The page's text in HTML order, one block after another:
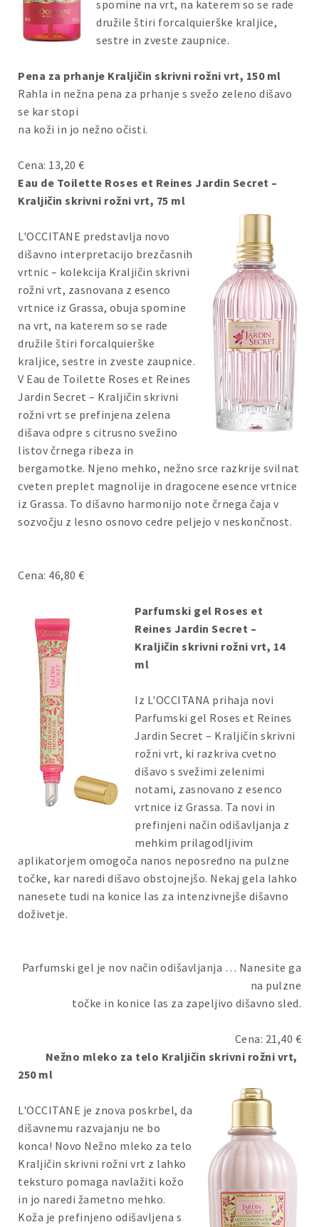
spomine na vrt, na katerem so se rade
družile štiri forcalquierške kraljice,
sestre in zveste zaupnice.
Pena za prhanje Kraljičin skrivni rožni vrt, 150 ml
Rahla in nežna pena za prhanje s svežo zeleno dišavo
se kar stopi
na koži in jo nežno očisti.
Cena: 13,20 €
Eau de Toilette Roses et Reines Jardin Secret –
Kraljičin skrivni rožni vrt, 75 ml
L'OCCITANE predstavlja novo
dišavno interpretacijo brezčasnih
vrtnic – kolekcija Kraljičin skrivni
rožni vrt, zasnovana z esenco
vrtnice iz Grassa, obuja spomine
na vrt, na katerem so se rade
družile štiri forcalquierške
kraljice, sestre in zveste zaupnice.
V Eau de Toilette Roses et Reines
Jardin Secret – Kraljičin skrivni
rožni vrt se prefinjena zelena
dišava odpre s citrusno svežino
listov črnega ribeza in
bergamotke. Njeno mehko, nežno srce razkrije svilnat
cveten preplet magnolije in dragocene esence vrtnice
iz Grassa. To dišavno harmonijo note črnega čaja v
sozvočju z lesno osnovo cedre peljejo v neskončnost.
Cena: 46,80 €
Parfumski gel Roses et
Reines Jardin Secret –
Kraljičin skrivni rožni vrt, 14
ml
Iz L'OCCITANA prihaja novi
Parfumski gel Roses et Reines
Jardin Secret – Kraljičin skrivni
rožni vrt, ki razkriva cvetno
dišavo s svežimi zelenimi
notami, zasnovano z esenco
vrtnice iz Grassa. Ta novi in
prefinjeni način odišavljanja z
mehkim prilagodljivim
aplikatorjem omogoča nanos neposredno na pulzne
točke, kar naredi dišavo obstojnejšo. Nekaj gela lahko
nanesete tudi na konice las za intenzivnejše dišavno
doživetje.
Parfumski gel je nov način odišavljanja … Nanesite ga
na pulzne
točke in konice las za zapeljivo dišavno sled.
Cena: 21,40 €
Nežno mleko za telo Kraljičin skrivni rožni vrt,
250 ml
L'OCCITANE je znova poskrbel, da
dišavnemu razvajanju ne bo
konca! Novo Nežno mleko za telo
Kraljičin skrivni rožni vrt z lahko
teksturo pomaga navlažiti kožo
in jo naredi žametno mehko.
Koža je prefinjeno odišavljena s